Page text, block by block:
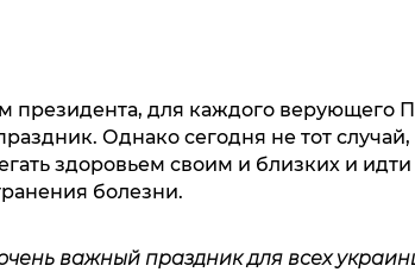
президента, для каждого верующего
Однако сегодня не тот
здоровьем своим и близких и идти
болезни.
важный праздник для всех